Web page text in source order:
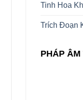
Tinh Hoa
Trích Đoạn
PHÁP